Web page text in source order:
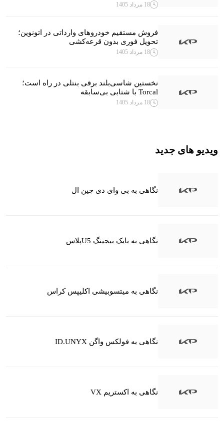
18 مرداد 1405
فروش مستقیم خودروهای وارداتی در اتونوین؛
تحویل فوری بدون قرعه‌کشی
18 مرداد 1405
نخستین شاسی‌بلند برقی بنتلی در راه است؛
Torcal با شتابی بی‌سابقه
18 مرداد 1405
ویدیو های جدید
نگاهی به بی وای دی چین ال
نگاهی به بایک بیجینگ U5پلاس
نگاهی به میتسوبیشی اکلیپس کراس
نگاهی به فولکس واگن ID.UNYX
نگاهی به اکستریم VX